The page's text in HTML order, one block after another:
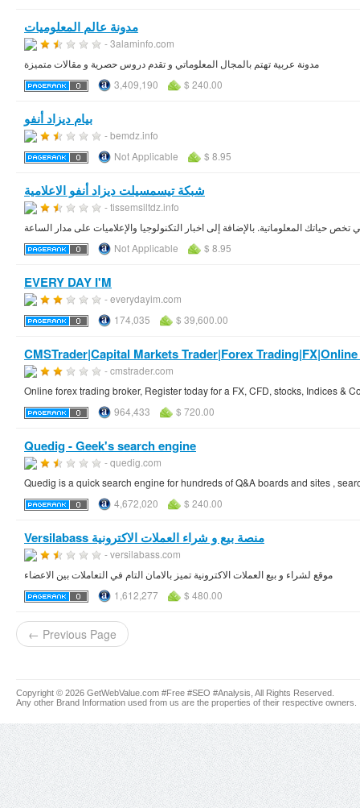
مدونة عالم المعلوميات
- 3alaminfo.com
مدونة عربية تهتم بالمجال المعلوماتي و تقدم دروس حصرية و مقالات متميزة
3,409,190
$ 240.00
بيام ديزاد أنفو
- bemdz.info
Not Applicable
$ 8.95
شبكة تيسمسيلت ديزاد أنفو الاعلامية
- tissemsiltdz.info
حياتك المعلوماتية. بالإضافة إلى اخبار التكنولوجيا والإعلاميات على مدار الساعة
Not Applicable
$ 8.95
EVERY DAY I'M
- everydayim.com
174,035
$ 39,600.00
CMSTrader|Capital Markets Trader|Forex
- cmstrader.com
Online forex trading broker, Register today for a FX, CFD, stocks, Indices &
964,433
$ 720.00
Quedig - Geek's search engine
- quedig.com
Quedig is a quick search engine for hundreds of Q&A boards and sites ,
4,672,020
$ 240.00
Versilabass منصة بيع و شراء العملات الاكترونية
- versilabass.com
موقع لشراء و بيع العملات الاكترونية تميز بالامان التام في التعاملات بين الاعضاء
1,612,277
$ 480.00
← Previous Page
Copyright © 2026 GetWebValue.com #Free #SEO #Analysis, All Rights Reserved.
Any other Brand Information used from us are the properties of their respective owners.